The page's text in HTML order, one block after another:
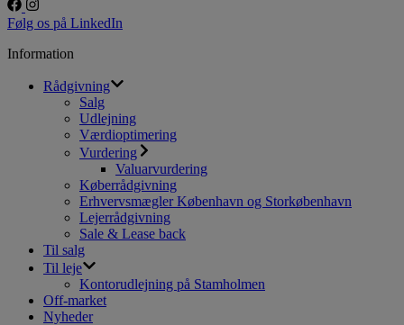
Følg os på LinkedIn
Information
Rådgivning
Salg
Udlejning
Værdioptimering
Vurdering
Valuarvurdering
Køberrådgivning
Erhvervsmægler København og Storkøbenhavn
Lejerrådgivning
Sale & Lease back
Til salg
Til leje
Kontorudlejning på Stamholmen
Off-market
Nyheder